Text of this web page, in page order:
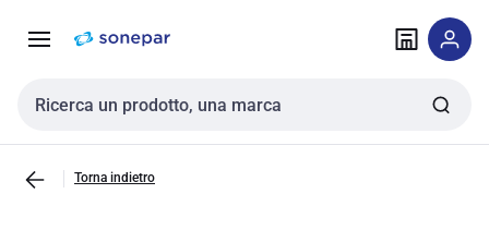
navigazione alla
Cerca input
Torna indietro